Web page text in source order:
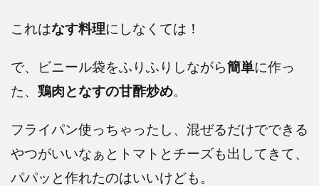
これはなす料理にしなくては！
で、ビニール袋をふりふりしながら簡単に作っ
た、 鶏肉となすの甘酢炒め。
フライパン使っちゃったし、混ぜるだけでできる
やつがいいなぁとトマトとチーズも出してきて、
パパッと作れたのはいいけども。